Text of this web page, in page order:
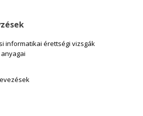
informatikai érettségi vizsgák